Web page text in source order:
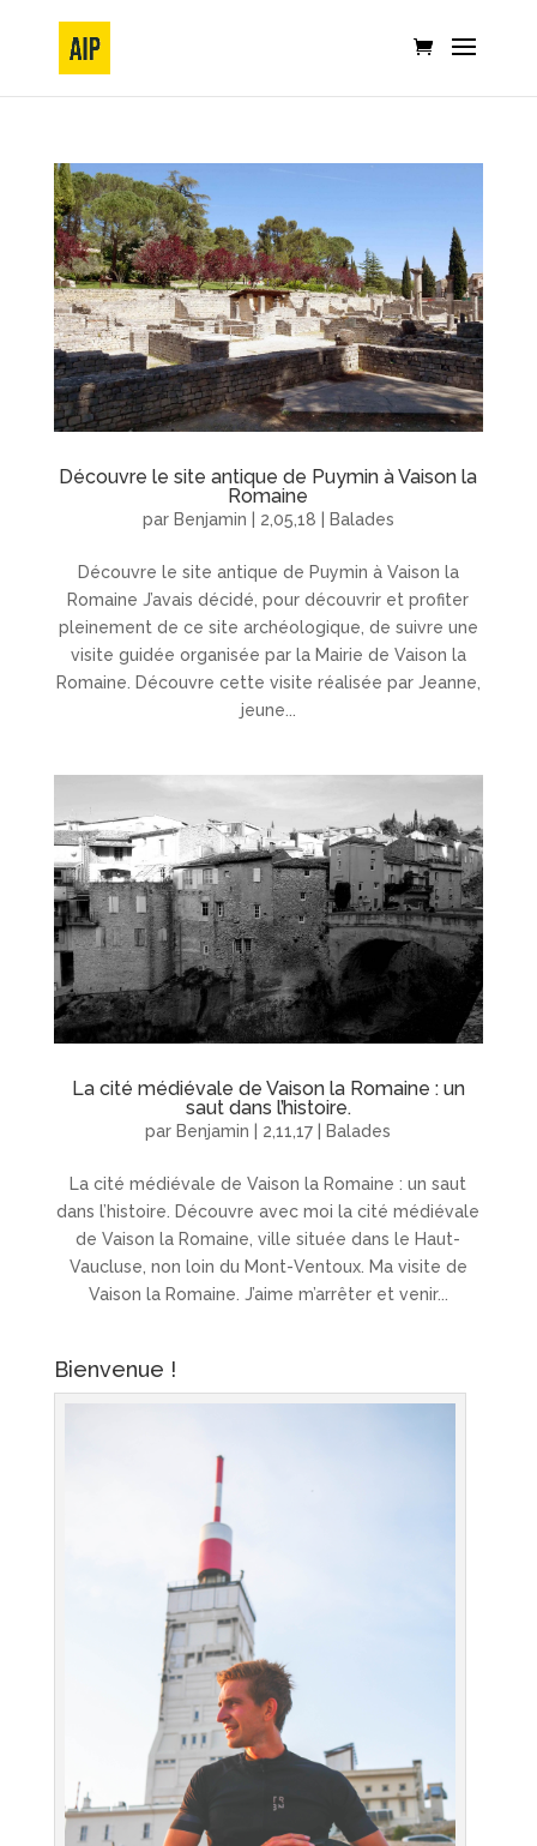
Découvre le site antique de Puymin à Vaison la
Romaine
par Benjamin 2,05,18 Balades
Découvre le site antique de Puymin à Vaison la
Romaine J’avais décidé, pour découvrir et profiter
pleinement de ce site archéologique, de suivre une
visite guidée organisée par la Mairie de Vaison la
Romaine. Découvre cette visite réalisée par Jeanne,
jeune...
La cité médiévale de Vaison la Romaine : un
saut dans l’histoire.
par Benjamin 2,11,17 Balades
La cité médiévale de Vaison la Romaine : un saut
dans l’histoire. Découvre avec moi la cité médiévale
de Vaison la Romaine, ville située dans le Haut-
Vaucluse, non loin du Mont-Ventoux. Ma visite de
Vaison la Romaine. J’aime m’arrêter et venir...
Bienvenue !